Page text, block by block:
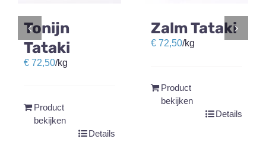
Tonijn
Tataki
€ 72,50/kg
Product
bekijken
Details
Zalm Tataki
€ 72,50/kg
Product
bekijken
Details